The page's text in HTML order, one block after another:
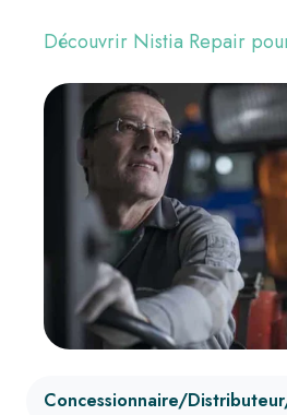
Découvrir Nistia Repair
Concessionnaire/